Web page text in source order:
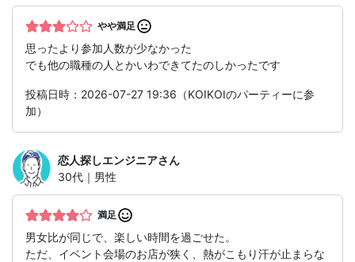
やや満足
思ったより参加人数が少なかった
でも他の職種の人とかいわできてたのしかったです
投稿日時：2026-07-27 19:36（KOIKOIのパーティーに参
加）
恋人探しエンジニアさん
30代｜男性
満足
男女比が同じで、楽しい時間を過ごせた。
ただ、イベント会場のお店が狭く、熱がこもり汗が止まらな